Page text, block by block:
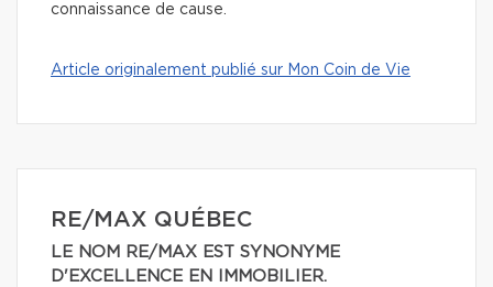
connaissance de cause.
Article originalement publié sur Mon Coin de Vie
RE/MAX QUÉBEC
LE NOM RE/MAX EST SYNONYME
D'EXCELLENCE EN IMMOBILIER.